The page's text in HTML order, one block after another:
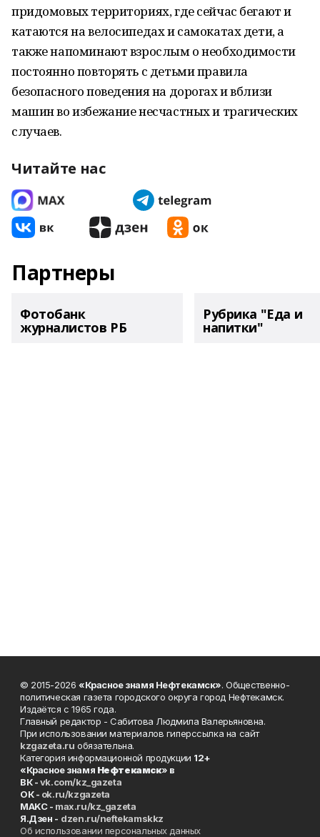
придомовых территориях, где сейчас бегают и
катаются на велосипедах и самокатах дети, а
также напоминают взрослым о необходимости
постоянно повторять с детьми правила
безопасного поведения на дорогах и вблизи
машин во избежание несчастных и трагических
случаев.
Читайте нас
Партнеры
Фотобанк
журналистов РБ
Рубрика "Еда и
напитки"
© 2015-2026 «Красное знамя Нефтекамск». Общественно-
политическая газета городского округа город Нефтекамск.
Издаётся с 1965 года.
Главный редактор - Сабитова Людмила Валерьяновна.
При использовании материалов гиперссылка на сайт
kzgazeta.ru обязательна.
Категория информационной продукции 12+
«Красное знамя Нефтекамск» в
ВК -vk.com/kz_gazeta
ОК - ok.ru/kzgazeta
MAKC - max.ru/kz_gazeta
Я.Дзен - dzen.ru/neftekamskkz
Об использовании персональных данных